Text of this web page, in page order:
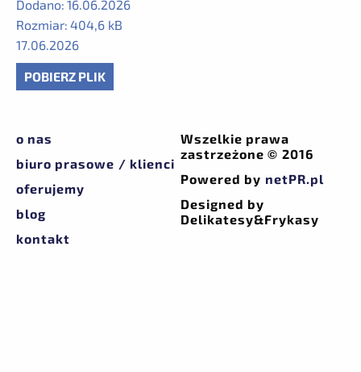
Dodano: 16.06.2026
Rozmiar: 404,6 kB
17.06.2026
POBIERZ PLIK
o nas
biuro prasowe / klienci
oferujemy
blog
kontakt
Wszelkie prawa
zastrzeżone © 2016
Powered by netPR.pl
Designed by
Delikatesy&Frykasy